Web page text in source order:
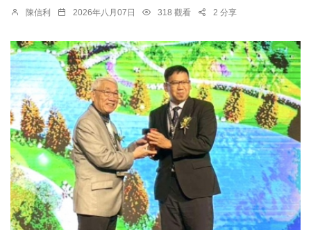
陳信利 2026年八月07日 318 觀看 2 分享